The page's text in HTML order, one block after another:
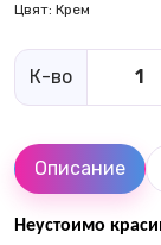
Цвят: Крем
К-во
Описание
Неустоимо